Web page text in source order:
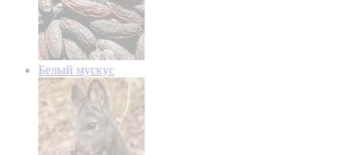
Белый мускус